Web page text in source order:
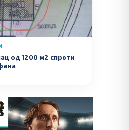
од 1200 м2 спроти